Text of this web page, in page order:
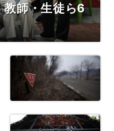
教師・生徒ら6